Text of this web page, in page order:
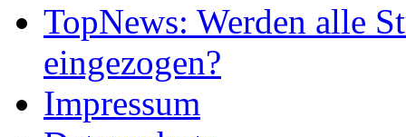
TopNews: Werden alle
eingezogen?
Impressum